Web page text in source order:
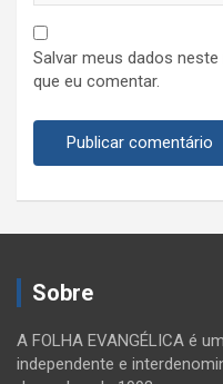
Salvar meus dados
que eu comentar.
Sobre
A FOLHA EVANGÉLICA é
independente e